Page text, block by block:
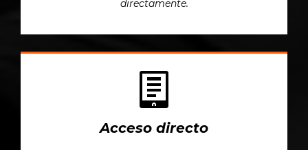
directamente.
Acceso directo